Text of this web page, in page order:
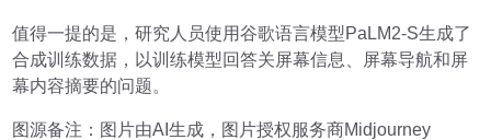
值得一提的是，研究人员使用谷歌语言模型PaLM2-S生成了
合成训练数据，以训练模型回答关屏幕信息、屏幕导航和屏
幕内容摘要的问题。
图源备注：图片由AI生成，图片授权服务商Midjourney